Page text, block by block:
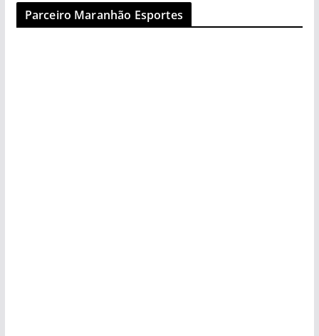
Parceiro Maranhão Esportes